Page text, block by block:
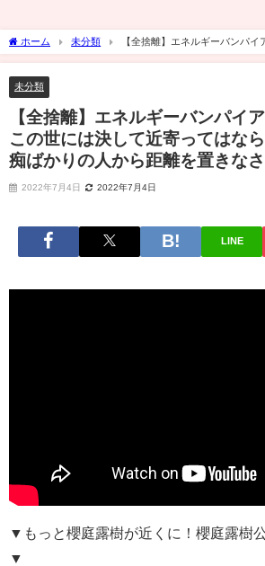
ホーム 未分類
【全捨離】エネルギーバンパイ
決して近寄ってはならぬ人がいる。愚痴ばかりの人から
未分類
【全捨離】エネルギーバンパイ
この世には決して近寄ってはな
痴ばかりの人から距離を置きなさ
2022年7月4日 2022年7月4日
LINE
▼もっと櫻庭露樹が近くに！櫻庭露樹
▼